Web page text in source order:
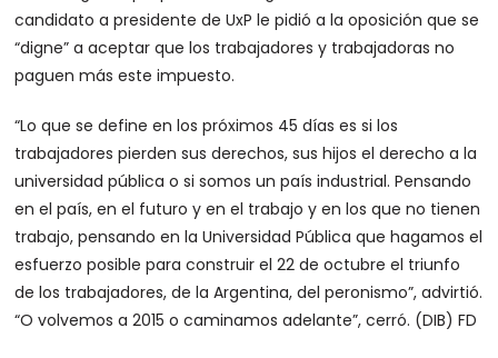
candidato a presidente de UxP le pidió a la oposición que se
“digne” a aceptar que los trabajadores y trabajadoras no
paguen más este impuesto.
“Lo que se define en los próximos 45 días es si los
trabajadores pierden sus derechos, sus hijos el derecho a la
universidad pública o si somos un país industrial. Pensando
en el país, en el futuro y en el trabajo y en los que no tienen
trabajo, pensando en la Universidad Pública que hagamos el
esfuerzo posible para construir el 22 de octubre el triunfo
de los trabajadores, de la Argentina, del peronismo”, advirtió.
“O volvemos a 2015 o caminamos adelante”, cerró. (DIB) FD